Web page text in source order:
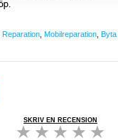
Reparation Mobilreparation
SKRIV EN RECENSION